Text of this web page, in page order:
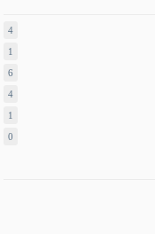
4
1
6
4
1
0